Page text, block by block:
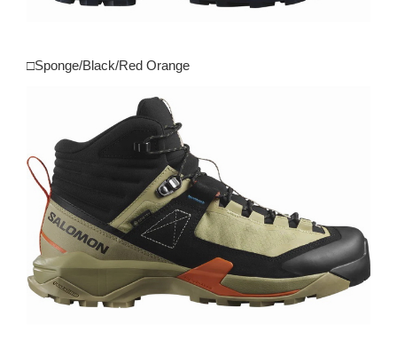
□Sponge/Black/Red Orange